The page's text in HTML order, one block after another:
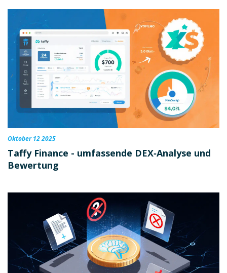
Oktober 12 2025
Taffy Finance - umfassende DEX‑Analyse und
Bewertung